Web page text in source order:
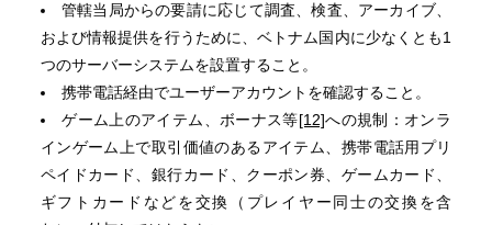
管轄当局からの要請に応じて調査、検査、アーカイブ、
および情報提供を行うために、ベトナム国内に少なくとも1
つのサーバーシステムを設置すること。
携帯電話経由でユーザーアカウントを確認すること。
ゲーム上のアイテム、ボーナス等[12]への規制：オンラ
インゲーム上で取引価値のあるアイテム、携帯電話用プリ
ペイドカード、銀行カード、クーポン券、ゲームカード、
ギフトカードなどを交換（プレイヤー同士の交換を含